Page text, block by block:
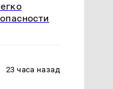
23 часа назад